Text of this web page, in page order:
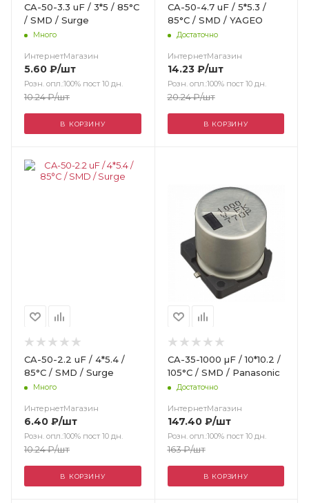
CA-50-3.3 uF / 3*5 / 85°C
/ SMD / Surge
Много
ИнтернетМагазин
5.60 ₽/шт
Розн. опл.:100% пост 10 дн.
10.24₽/шт
В КОРЗИНУ
CA-50-4.7 uF / 5*5.3 /
85°C / SMD / YAGEO
Достаточно
ИнтернетМагазин
14.23₽/шт
Розн. опл.:100% пост 10 дн.
20.24₽/шт
В КОРЗИНУ
CA-50-2.2 uF / 4*5.4 /
85°C / SMD / Surge
Много
ИнтернетМагазин
6.40 ₽/шт
Розн. опл.:100% пост 10 дн.
10.24₽/шт
В КОРЗИНУ
Цвет
CA-35-1000 µF / 10*10.2 /
105°C / SMD / Panasonic
Достаточно
ИнтернетМагазин
147.40₽/шт
Розн. опл.:100% пост 10 дн.
163₽/шт
В КОРЗИНУ